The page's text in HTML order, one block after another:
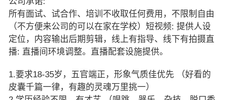
所有面试、试合作、培训不收取任何费用，不限制自由
（不方便来公司的可以在家在学校）短视频: 提供人设
定位，内容输出后期剪辑，线上有指导、线下有拍摄直
播: 直播间环境调整。直播配套设施提供。
1.要求18-35岁，五官端正，形象气质佳优先 （好看的
皮囊千篇一律，有趣的灵魂万里挑一）